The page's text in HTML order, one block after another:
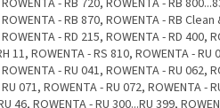
- RB 870, ROWENTA - RB
- RD 215, ROWENTA - RD 400,
11, ROWENTA - RS 810, ROWENTA - RU
- RU 041, ROWENTA - RU 062,
071, ROWENTA - RU 072, ROWENTA -
46, ROWENTA - RU 300...RU 399,